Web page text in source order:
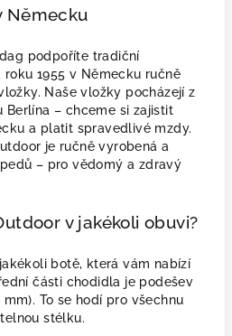
Německu
podpoříte tradiční
1955 v Německu ručně
Naše vložky pocházejí z
Berlína – chceme si zajistit
a platit spravedlivé mzdy.
je ručně vyrobená a
– pro vědomý a zdravý
v jakékoli obuvi?
botě, která vám nabízí
části chodidla je podešev
To se hodí pro všechnu
stélku.